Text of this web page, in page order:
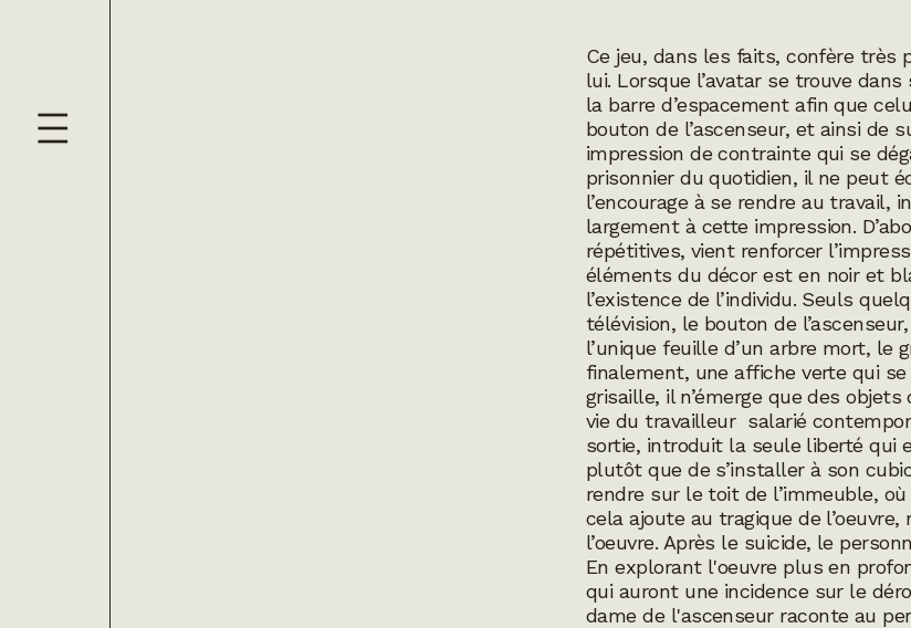
Ce jeu, dans les faits, confère très
lui. Lorsque l’avatar se trouve
la barre d’espacement afin que
bouton de l’ascenseur, et ainsi de
impression de contrainte qui se
prisonnier du quotidien, il ne peut
l’encourage à se rendre au travail,
largement à cette impression.
répétitives, vient renforcer
éléments du décor est en noir et
l’existence de l’individu. Seuls
télévision, le bouton de
l’unique feuille d’un arbre mort,
finalement, une affiche verte qui
grisaille, il n’émerge que des
vie du travailleur salarié
sortie, introduit la seule liberté qui
plutôt que de s’installer à son
rendre sur le toit de l’immeuble,
cela ajoute au tragique de
l’oeuvre. Après le suicide, le
En explorant l'oeuvre plus en
qui auront une incidence sur le
dame de l'ascenseur raconte au